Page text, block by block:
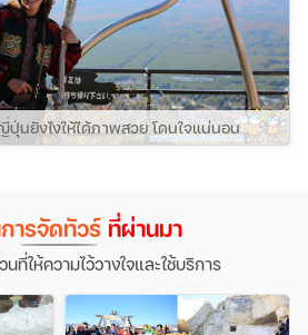
ปุ่นยังไงให้ได้ภาพสวย โดนใจแน่นอน
ารจัดทัวร์ที่ผ่านมา
ที่ให้ความไว้วางใจและใช้บริการ